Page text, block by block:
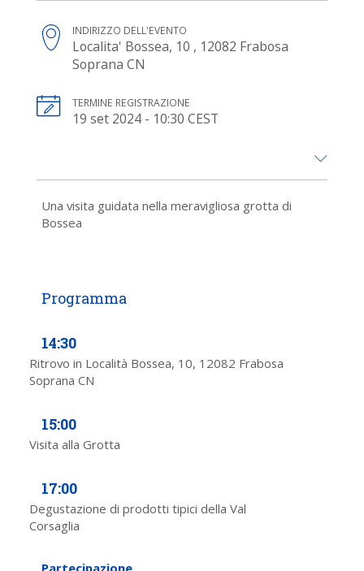
INDIRIZZO DELL'EVENTO
Localita' Bossea, 10 , 12082 Frabosa
Soprana CN
TERMINE REGISTRAZIONE
19 set 2024 - 10:30 CEST
Una visita guidata nella meravigliosa grotta di
Bossea
14:30
Ritrovo in Località Bossea, 10, 12082 Frabosa
Soprana CN
15:00
Visita alla Grotta
17:00
Degustazione di prodotti tipici della Val
Corsaglia
Partecipazione